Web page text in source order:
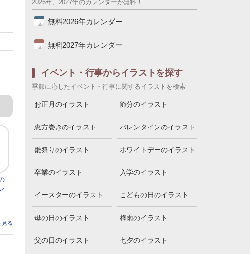
見る
2026年、2027年のカレンダーが無料！
無料2026年カレンダー
無料2027年カレンダー
イベント・行事からイラストを探す
季節に応じたイベント・行事に関するイラストを検索
お正月のイラスト 節分のイラスト
恵方巻きのイラスト バレンタインのイラスト
雛祭りのイラスト ホワイトデーのイラスト
卒業のイラスト 入学のイラスト
イースターのイラスト こどもの日のイラスト
母の日のイラスト 梅雨のイラスト
父の日のイラスト 七夕のイラスト